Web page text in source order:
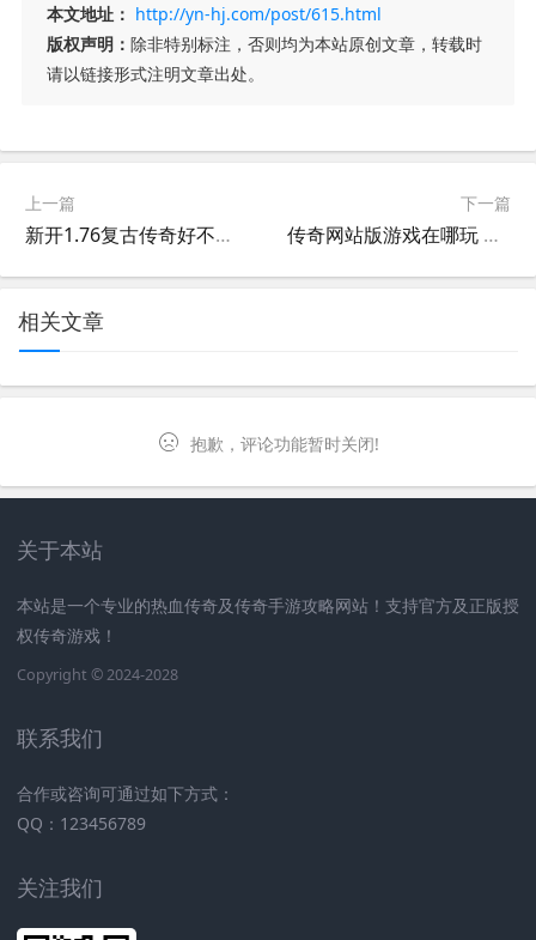
本文地址： http://yn-hj.com/post/615.html
版权声明： 除非特别标注，否则均为本站原创文章，转载时
请以链接形式注明文章出处。
上一篇
新开1.76复古传奇好不好玩有哪些服 新开1.76复古手游传奇私服推荐
下一篇
传奇网站版游戏在哪玩 传奇网站版游戏传奇私服推荐
相关文章
抱歉，评论功能暂时关闭!
关于本站
本站是一个专业的热血传奇及传奇手游攻略网站！支持官方及正版授
权传奇游戏！
Copyright © 2024-2028
联系我们
合作或咨询可通过如下方式：
QQ：123456789
关注我们